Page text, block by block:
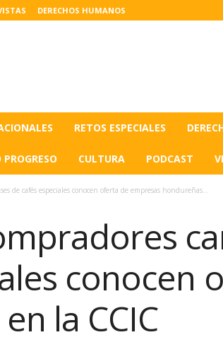
DERECHOS HUMANOS
RETOS ESPECIALES
PROGRESO CULTURA PODCAST
de cafés especiales conocen oferta de empresas hondureñas...
conocen
la CCIC